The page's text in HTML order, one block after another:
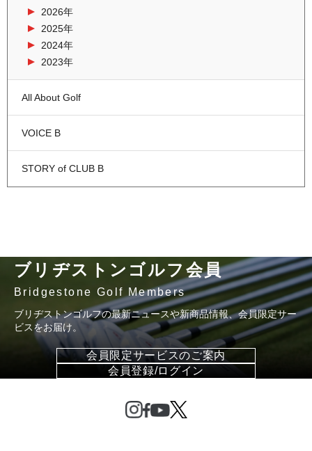
2026年
2025年
2024年
2023年
All About Golf
VOICE B
STORY of CLUB B
ブリヂストンゴルフ会員
Bridgestone Golf Members
ブリヂストンゴルフの最新ニュースや新商品情報、会員限定サー
ビスをお届け。
会員限定サービスのご案内
会員登録/ログイン